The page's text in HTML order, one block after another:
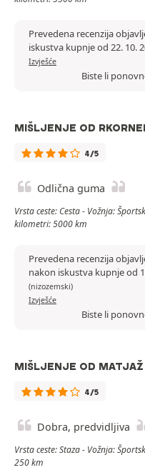
Prevedena recenzija
iskustva kupnje od 22. 10.
Izvješće
Biste li
MIŠLJENJE OD
4/5
Odlična guma
Vrsta ceste: Cesta - Vožnja:
kilometri: 5000 km
Prevedena recenzija
nakon iskustva kupnje od
(nizozemski)
Izvješće
Biste li
MIŠLJENJE OD MATJAŽ
4/5
Dobra, predvidljiva
Vrsta ceste: Staza - Vožnja:
250 km